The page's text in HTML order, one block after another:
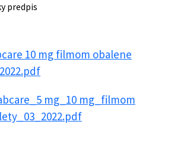
predpis
10 mg filmom obalene
mg_10 mg_filmom